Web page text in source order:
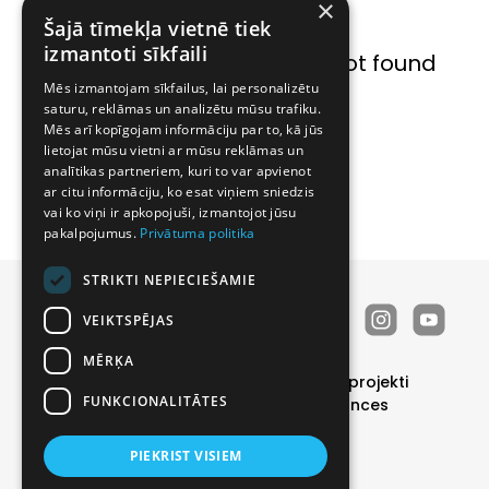
Lapa nav atrasta / Page not found
← Uz sākumu / Home
Durvis
Realizētie projekti
Katalogs
Par mums
Vakances
Privātuma politika|Sīkdatņu politika
×
Šajā tīmekļa vietnē tiek
izmantoti sīkfaili
Mēs izmantojam sīkfailus, lai personalizētu
saturu, reklāmas un analizētu mūsu trafiku.
Mēs arī kopīgojam informāciju par to, kā jūs
lietojat mūsu vietni ar mūsu reklāmas un
analītikas partneriem, kuri to var apvienot
ar citu informāciju, ko esat viņiem sniedzis
vai ko viņi ir apkopojuši, izmantojot jūsu
pakalpojumus. Privātuma politika
STRIKTI NEPIECIEŠAMIE
VEIKTSPĒJAS
MĒRĶA
FUNKCIONALITĀTES
PIEKRIST VISIEM